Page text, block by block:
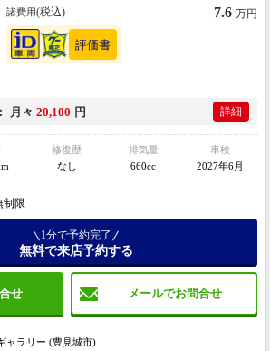
諸費用(税込) 7.6 万円
月々 20,100 円 詳細
修復歴
なし
排気量
660cc
車検
2027年6月
制限
せ メールでお問合せ
1分で予約完了
無料で来店予約する
ャラリー (豊見城市)